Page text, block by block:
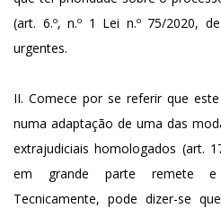
(art. 6.º, n.º 1 Lei n.º 75/2020,
urgentes.
II. Comece por se referir que
numa adaptação de uma das
extrajudiciais homologados (art.
em grande parte remete e
Tecnicamente, pode dizer-se